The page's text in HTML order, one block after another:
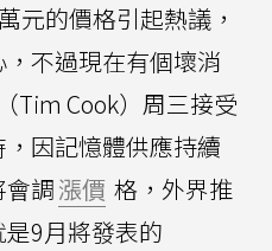
元的價格引起熱議，
不過現在有個壞消
（Tim Cook）周三接受
，因記憶體供應持續
調漲價 格，外界推
9月將發表的